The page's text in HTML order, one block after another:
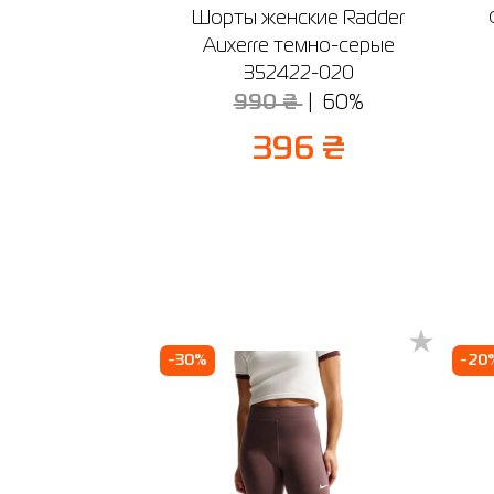
г.
График
🔸 ТРЦ
График
Шорты женские Radder
Auxerre темно-серые
352422-020
990 ₴ 60%
396 ₴
-30% -